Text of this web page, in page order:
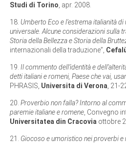
Studi di Torino , apr. 2008.
18. Umberto Eco e l‘estrema italianità
universale. Alcune considerazioni sulla
Storia della Bellezza e Storia della
internazionali della traduzione”,
19. Il commento dell’identità e
detti italiani e romeni, Paese che vai,
PHRASIS, Universita di Verona , 21-
20. Proverbio non falla? Intorno al
paremie italiane e romene , Convegno
Universitatea din Cracovia ottobre
21. Giocoso e umoristico nei proverbi e